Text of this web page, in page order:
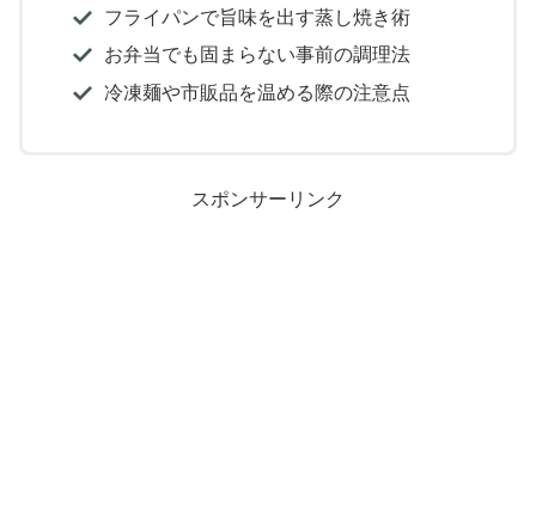
フライパンで旨味を出す蒸し焼き術
お弁当でも固まらない事前の調理法
冷凍麺や市販品を温める際の注意点
スポンサーリンク